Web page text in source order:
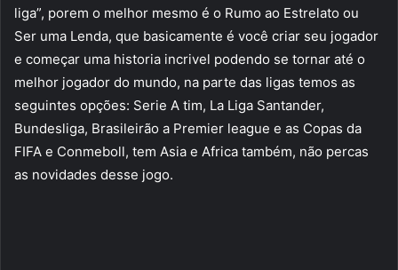
liga”, porem o melhor mesmo é o Rumo ao Estrelato ou
Ser uma Lenda, que basicamente é você criar seu jogador
e começar uma historia incrivel podendo se tornar até o
melhor jogador do mundo, na parte das ligas temos as
seguintes opções: Serie A tim, La Liga Santander,
Bundesliga, Brasileirão a Premier league e as Copas da
FIFA e Conmeboll, tem Asia e Africa também, não percas
as novidades desse jogo.